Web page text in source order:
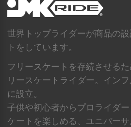
世界トップライダーが商品の
トをしています。
フリースケートを存続させる
リースケートライダー。イン
に設立。
子供や初心者からプロライダ
ケートを楽しめる、ユニバー